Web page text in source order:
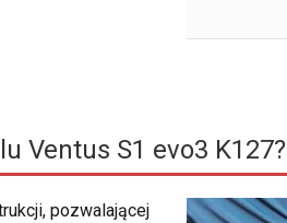
Ventus S1 evo3 K127?
pozwalającej